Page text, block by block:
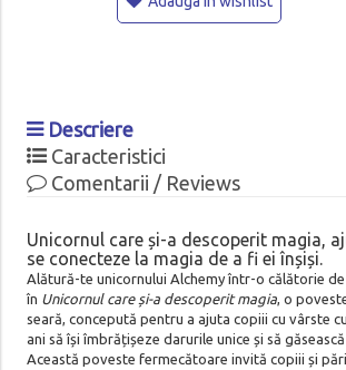
Descriere
Caracteristici
Comentarii / Reviews
Unicornul care și-a descoperit magia,
se conecteze la magia de a fi ei înșiși.
Alătură-te unicornului Alchemy într-o călătorie
în Unicornul care și-a descoperit magia, o
seară, concepută pentru a ajuta copiii cu vârste
ani să își îmbrățișeze darurile unice și să
Această poveste fermecătoare invită copiii și